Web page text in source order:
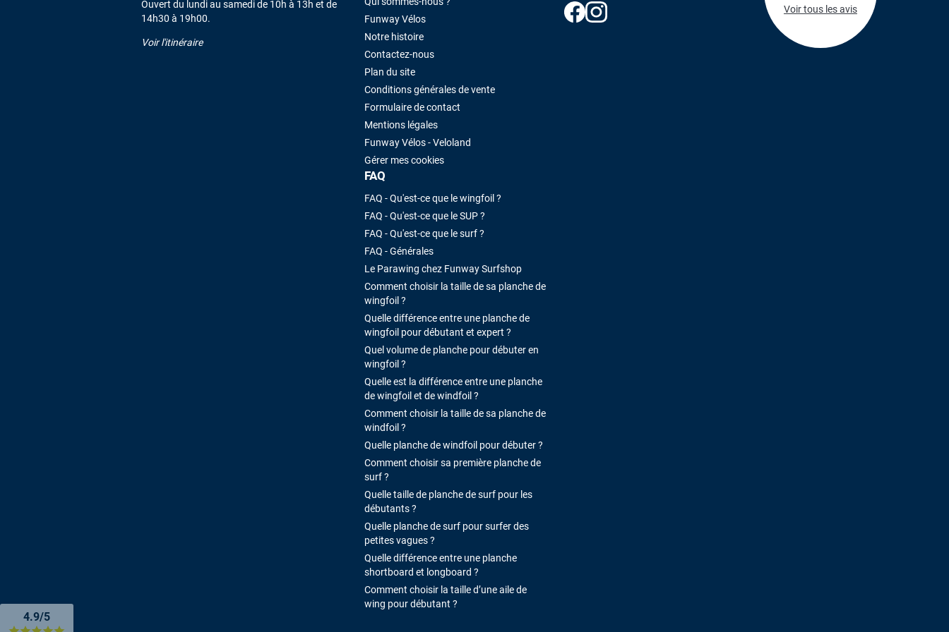
Ouvert du lundi au samedi de 10h à 13h et de
14h30 à 19h00.
Voir l'itinéraire
Funway Vélos
Notre histoire
Contactez-nous
Plan du site
Conditions générales de vente
Formulaire de contact
Mentions légales
Funway Vélos - Veloland
Gérer mes cookies
FAQ
FAQ - Qu'est-ce que le wingfoil ?
FAQ - Qu'est-ce que le SUP ?
FAQ - Qu'est-ce que le surf ?
FAQ - Générales
Le Parawing chez Funway Surfshop
Comment choisir la taille de sa planche de
wingfoil ?
Quelle différence entre une planche de
wingfoil pour débutant et expert ?
Quel volume de planche pour débuter en
wingfoil ?
Quelle est la différence entre une planche
de wingfoil et de windfoil ?
Comment choisir la taille de sa planche de
windfoil ?
Quelle planche de windfoil pour débuter ?
Comment choisir sa première planche de
surf ?
Quelle taille de planche de surf pour les
débutants ?
Quelle planche de surf pour surfer des
petites vagues ?
Quelle différence entre une planche
shortboard et longboard ?
Comment choisir la taille d’une aile de
wing pour débutant ?
Voir tous les avis
4.9/5